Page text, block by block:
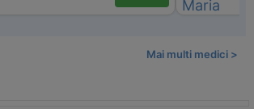
Mai multi medici >